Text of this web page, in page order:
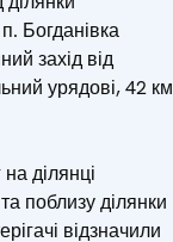
Богданівка
захід від
урядові, 42 км
ділянці
поблизу ділянки
відзначили